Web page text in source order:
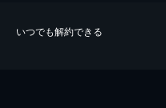
いつでも解約できる